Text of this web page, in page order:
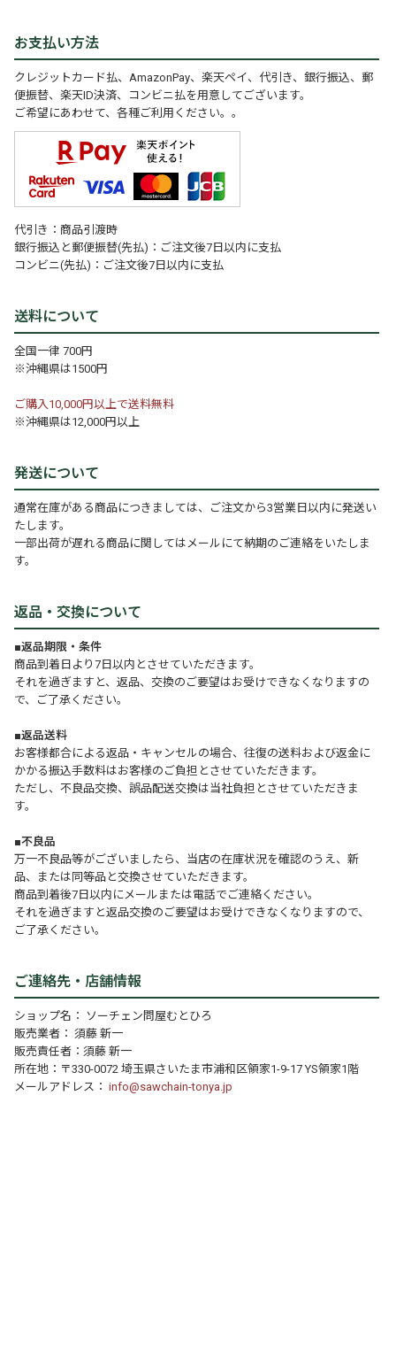
お支払い方法
クレジットカード払、AmazonPay、楽天ペイ、代引き、銀行振込、郵
便振替、楽天ID決済、コンビニ払を用意してございます。
ご希望にあわせて、各種ご利用ください。。
代引き：商品引渡時
銀行振込と郵便振替(先払)：ご注文後7日以内に支払
コンビニ(先払)：ご注文後7日以内に支払
送料について
全国一律 700円
※沖縄県は1500円
ご購入10,000円以上で送料無料
※沖縄県は12,000円以上
発送について
通常在庫がある商品につきましては、ご注文から3営業日以内に発送い
たします。
一部出荷が遅れる商品に関してはメールにて納期のご連絡をいたしま
す。
返品・交換について
■返品期限・条件
商品到着日より7日以内とさせていただきます。
それを過ぎますと、返品、交換のご要望はお受けできなくなりますの
で、ご了承ください。
■返品送料
お客様都合による返品・キャンセルの場合、往復の送料および返金に
かかる振込手数料はお客様のご負担とさせていただきます。
ただし、不良品交換、誤品配送交換は当社負担とさせていただきま
す。
■不良品
万一不良品等がございましたら、当店の在庫状況を確認のうえ、新
品、または同等品と交換させていただきます。
商品到着後7日以内にメールまたは電話でご連絡ください。
それを過ぎますと返品交換のご要望はお受けできなくなりますので、
ご了承ください。
ご連絡先・店舗情報
ショップ名： ソーチェン問屋むとひろ
販売業者： 須藤 新一
販売責任者：須藤 新一
所在地：〒330-0072 埼玉県さいたま市浦和区領家1-9-17 YS領家1階
メールアドレス：info@sawchain-tonya.jp